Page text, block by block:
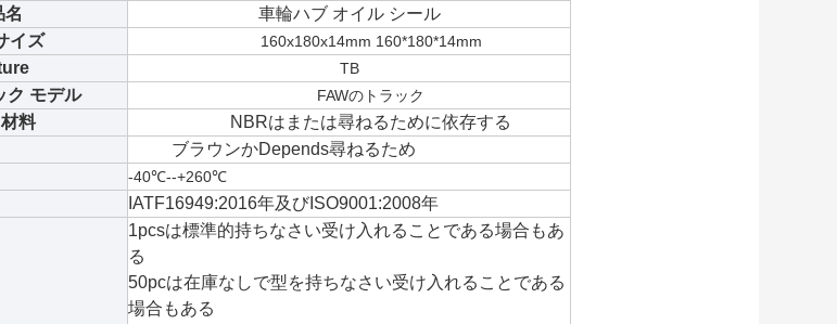
名
車輪ハブ オイル シール
イズ
160x180x14mm 160*180*14mm
TB
ク モデル FAWのトラック
材料 NBRは または尋ねるために依存する
ブラウンかDepends尋ねるため
-40℃--+260℃
IATF16949:2016年及びISO9001:2008年
1pcsは標準的持ちなさい受け入れることである場合もあ
る
50pcは在庫なしで型を持ちなさい受け入れることである
場合もある